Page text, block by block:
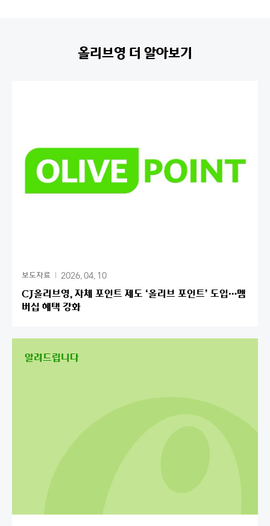
올리브영 더 알아보기
보도자료 2026. 04. 10
CJ올리브영, 자체 포인트 제도 ‘올리브 포인트’ 도입…멤
버십 혜택 강화
알려드립니다